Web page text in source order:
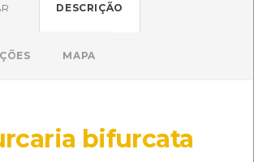
a app BioRegisto
DESCRIÇÃO
MAPA
bifurcata